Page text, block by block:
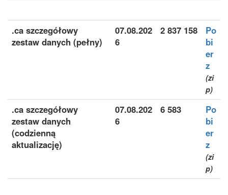
.ca szczegółowy
zestaw danych (pełny)
07.08.202
6
2 837 158
Po
bi
er
z
(zi
p)
.ca szczegółowy
zestaw danych
(codzienną
aktualizację)
07.08.202
6
6 583
Po
bi
er
z
(zi
p)